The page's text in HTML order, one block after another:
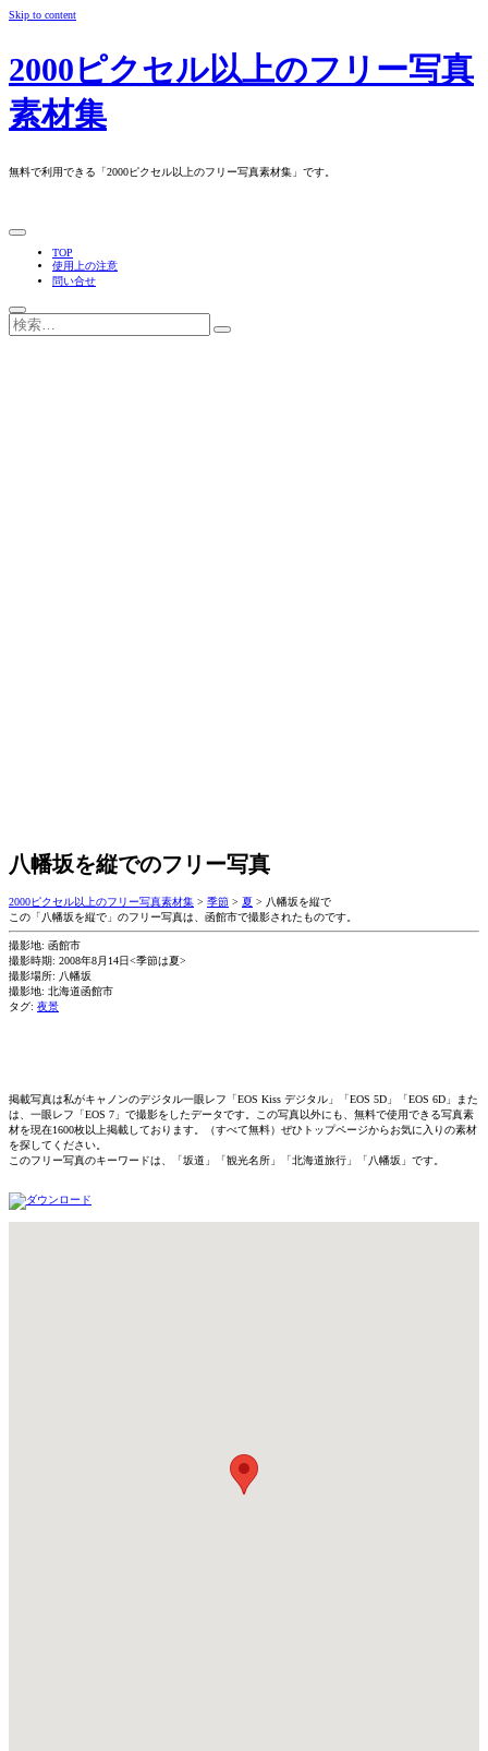
Skip to content
2000ピクセル以上のフリー写真
素材集
無料で利用できる「2000ピクセル以上のフリー写真素材集」です。
TOP
使用上の注意
問い合せ
八幡坂を縦でのフリー写真
2000ピクセル以上のフリー写真素材集 > 季節 > 夏 > 八幡坂を縦で
この「八幡坂を縦で」のフリー写真は、函館市で撮影されたものです。
撮影地: 函館市
撮影時期: 2008年8月14日<季節は夏>
撮影場所: 八幡坂
撮影地: 北海道函館市
タグ: 夜景
掲載写真は私がキャノンのデジタル一眼レフ「EOS Kiss デジタル」「EOS 5D」「EOS 6D」また
は、一眼レフ「EOS 7」で撮影をしたデータです。この写真以外にも、無料で使用できる写真素
材を現在1600枚以上掲載しております。（すべて無料）ぜひトップページからお気に入りの素材
を探してください。
このフリー写真のキーワードは、「坂道」「観光名所」「北海道旅行」「八幡坂」です。